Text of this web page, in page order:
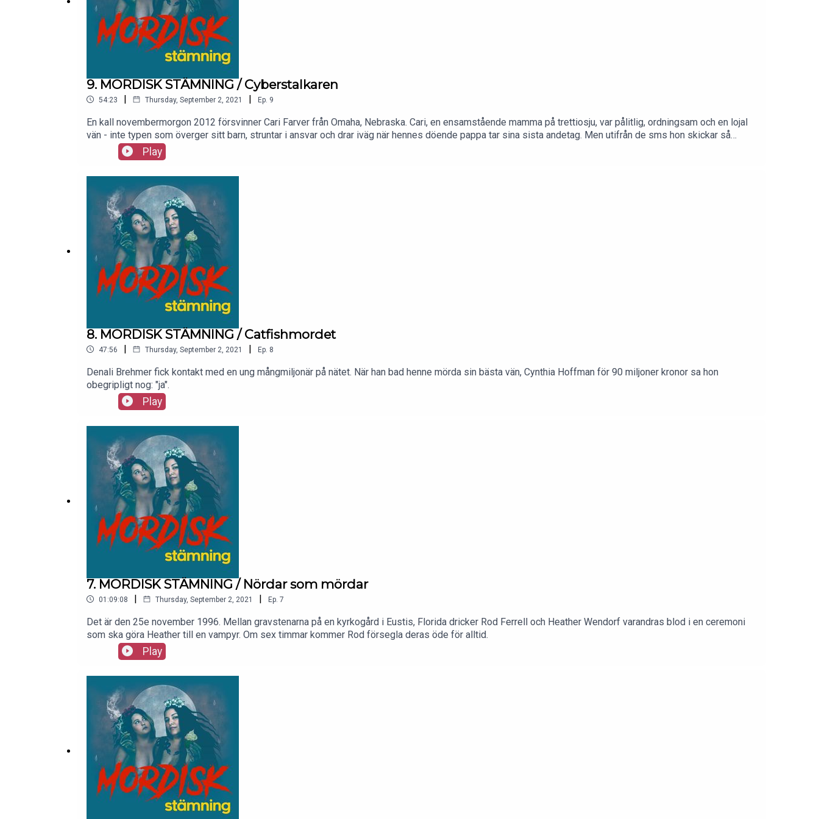
9. MORDISK STÄMNING / Cyberstalkaren
54:23 | Thursday, September 2, 2021 | Ep. 9
En kall novembermorgon 2012 försvinner Cari Farver från Omaha, Nebraska. Cari, en ensamstående mamma på trettiosju, var pålitlig, ordningsam och en lojal
vän - inte typen som överger sitt barn, struntar i ansvar och drar iväg när hennes döende pappa tar sina sista andetag. Men utifrån de sms hon skickar så
verkar det som att det precis är vad som hänt. När hon börjar stalka och terrorisera sin ex-pojkvän och hans nya flickvän så tar fallet en vändning.
Play
8. MORDISK STÄMNING / Catfishmordet
47:56 | Thursday, September 2, 2021 | Ep. 8
Denali Brehmer fick kontakt med en ung mångmiljonär på nätet. När han bad henne mörda sin bästa vän, Cynthia Hoffman för 90 miljoner kronor sa hon
obegripligt nog: "ja".
Play
7. MORDISK STÄMNING / Nördar som mördar
01:09:08 | Thursday, September 2, 2021 | Ep. 7
Det är den 25e november 1996. Mellan gravstenarna på en kyrkogård i Eustis, Florida dricker Rod Ferrell och Heather Wendorf varandras blod i en ceremoni
som ska göra Heather till en vampyr. Om sex timmar kommer Rod försegla deras öde för alltid.
Play